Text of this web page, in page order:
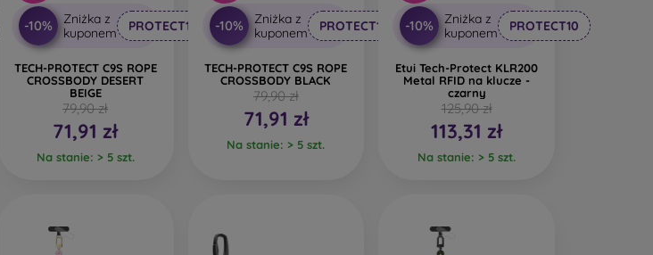
-10%
Zniżka z
kuponem
PROTECT10
TECH-PROTECT C9S ROPE
CROSSBODY DESERT
BEIGE
79,90 zł
71,91 zł
Na stanie: > 5 szt.
-10%
Zniżka z
kuponem
PROTECT10
TECH-PROTECT C9S ROPE
CROSSBODY BLACK
79,90 zł
71,91 zł
Na stanie: > 5 szt.
-10%
Zniżka z
kuponem
PROTECT10
Etui Tech-Protect KLR200
Metal RFID na klucze -
czarny
125,90 zł
113,31 zł
Na stanie: > 5 szt.